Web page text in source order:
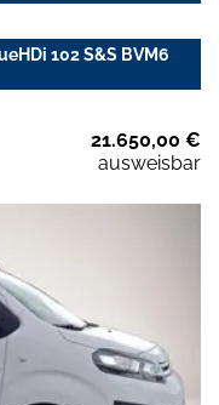
102 S&S BVM6
21.650,00 €
ausweisbar